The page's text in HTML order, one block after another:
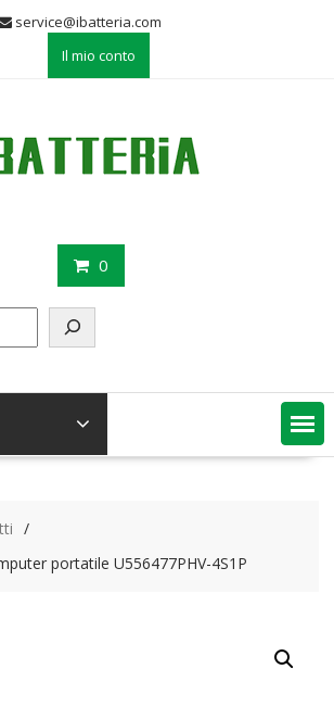
service@ibatteria.com
Il mio conto
0
portatile U556477PHV-4S1P